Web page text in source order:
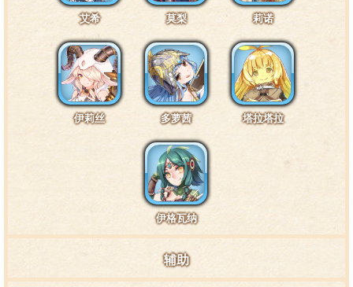
团长，你挡到我的视线了啦。
皮肤1互动台词2·头部2
啊……身体在摇晃!不要在这个时候揪我的翘发啦，要
皮肤1互动台词3·头部3
噫……没有戴头盔还真是不习惯，一有风吹过来，就
艾希 莫梨 莉诺
伊莉丝 多萝茜 塔拉塔拉
伊格瓦纳
辅助